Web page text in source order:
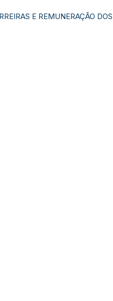
E REMUNERAÇÃO DOS